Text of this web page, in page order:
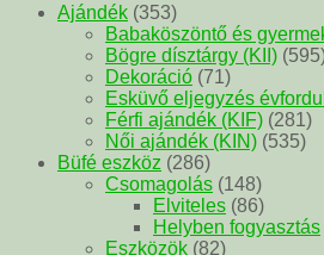
Ajándék (353)
Babaköszöntő és
Bögre dísztárgy (KII)
Dekoráció (71)
Esküvő eljegyzés
Férfi ajándék (KIF) (281)
Női ajándék (KIN) (535)
Büfé eszköz (286)
Csomagolás (148)
Elviteles (86)
Helyben fogyasztás
Eszközök (82)